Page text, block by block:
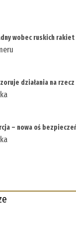
wobec ruskich
działania na
– nowa oś